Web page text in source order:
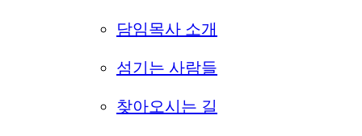
담임목사 소개
섬기는 사람들
찾아오시는 길